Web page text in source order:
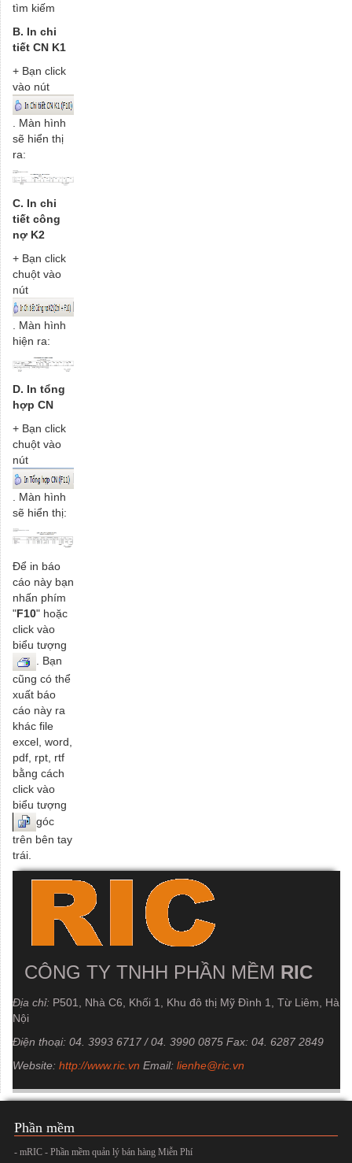
tìm kiếm
B. In chi
tiết CN K1
+ Bạn click
vào nút
. Màn hình
sẽ hiển thị
ra:
C. In chi
tiết công
nợ K2
+ Bạn click
chuột vào
nút
. Màn hình
hiện ra:
D. In tổng
hợp CN
+ Bạn click
chuột vào
nút
. Màn hình
sẽ hiển thị:
Để in báo
cáo này bạn
nhấn phím
"F10" hoặc
click vào
biểu tượng
. Bạn
cũng có thể
xuất báo
cáo này ra
khác file
excel, word,
pdf, rpt, rtf
bằng cách
click vào
biểu tượng
góc
trên bên tay
trái.
CÔNG TY TNHH PHẦN MỀM RIC
Địa chỉ: P501, Nhà C6, Khối 1, Khu đô thị Mỹ Đình 1, Từ Liêm, Hà
Nội
Điện thoại: 04. 3993 6717 / 04. 3990 0875 Fax: 04. 6287 2849
Website: http://www.ric.vn Email: lienhe@ric.vn
Phần mềm
- mRIC - Phần mềm quản lý bán hàng Miễn Phí